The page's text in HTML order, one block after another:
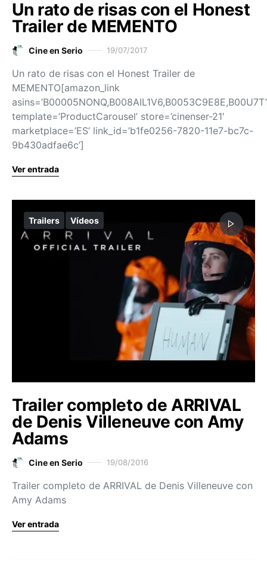
Un rato de risas con el Honest
Trailer de MEMENTO
Cine en Serio 19/07/2017
Un rato de risas con el Honest Trailer de
MEMENTO[amazon_link
template=’ProductCarousel’ store=’cinenser-21′
marketplace=’ES’ link_id=’b1fe0256-7820-11e7-bc7c-
9b430adfae6c’]
Ver entrada
Trailers Vídeos
Trailer completo de ARRIVAL
de Denis Villeneuve con Amy
Adams
Cine en Serio 19/08/2016
Trailer completo de ARRIVAL de Denis Villeneuve con
Amy Adams
Ver entrada